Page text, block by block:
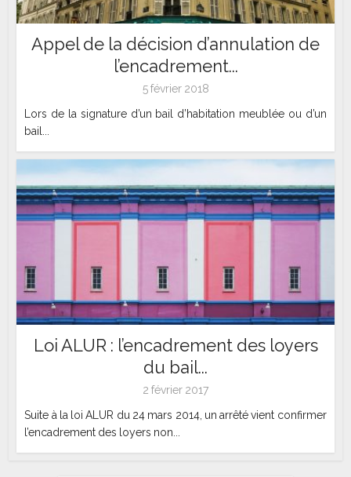
Appel de la décision d’annulation de
l’encadrement...
5 février 2018
Lors de la signature d’un bail d’habitation meublée ou d’un
bail...
Loi ALUR : l’encadrement des loyers
du bail...
2 février 2017
Suite à la loi ALUR du 24 mars 2014, un arrêté vient confirmer
l’encadrement des loyers non...